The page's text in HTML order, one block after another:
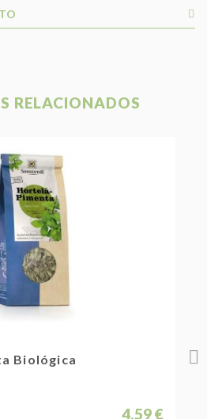
RELACIONADOS
Biológica
4,59 €